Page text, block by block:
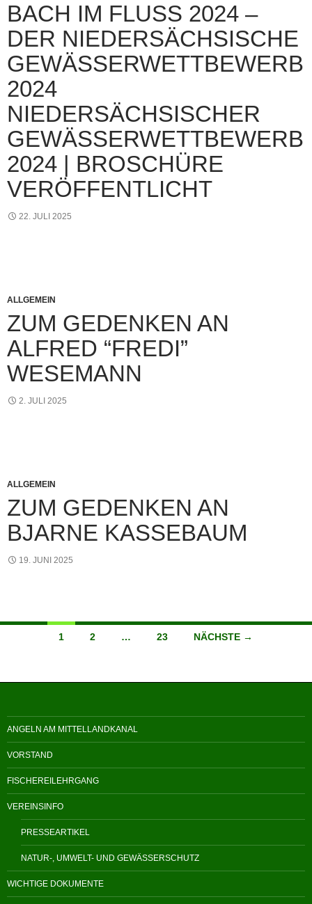
BACH IM FLUSS 2024 –
DER NIEDERSÄCHSISCHE
GEWÄSSERWETTBEWERB
2024
NIEDERSÄCHSISCHER
GEWÄSSERWETTBEWERB
2024 | BROSCHÜRE
VERÖFFENTLICHT
22. JULI 2025
ALLGEMEIN
ZUM GEDENKEN AN
ALFRED “FREDI”
WESEMANN
2. JULI 2025
ALLGEMEIN
ZUM GEDENKEN AN
BJARNE KASSEBAUM
19. JUNI 2025
Beitragsnavigation
1 2 … 23 NÄCHSTE →
ANGELN AM MITTELLANDKANAL
VORSTAND
FISCHEREILEHRGANG
VEREINSINFO
PRESSEARTIKEL
NATUR-, UMWELT- UND GEWÄSSERSCHUTZ
WICHTIGE DOKUMENTE